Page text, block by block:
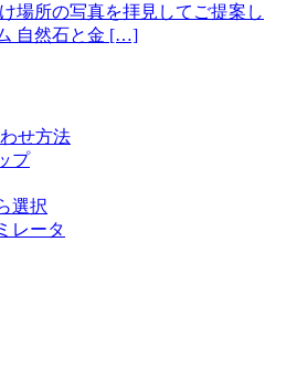
場所の写真を拝見してご提案し
自然石と金 […]
せ方法
プ
選択
レータ